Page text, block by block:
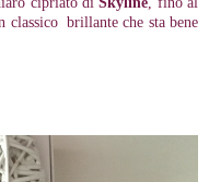
classico brillante che sta bene